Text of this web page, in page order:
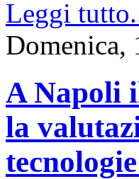
Leggi
Domenica,
A Napoli
la